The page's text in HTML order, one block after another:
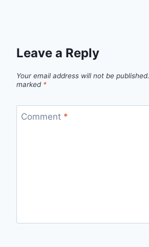
Leave a Reply
Your email address will not be published.
marked *
Comment *